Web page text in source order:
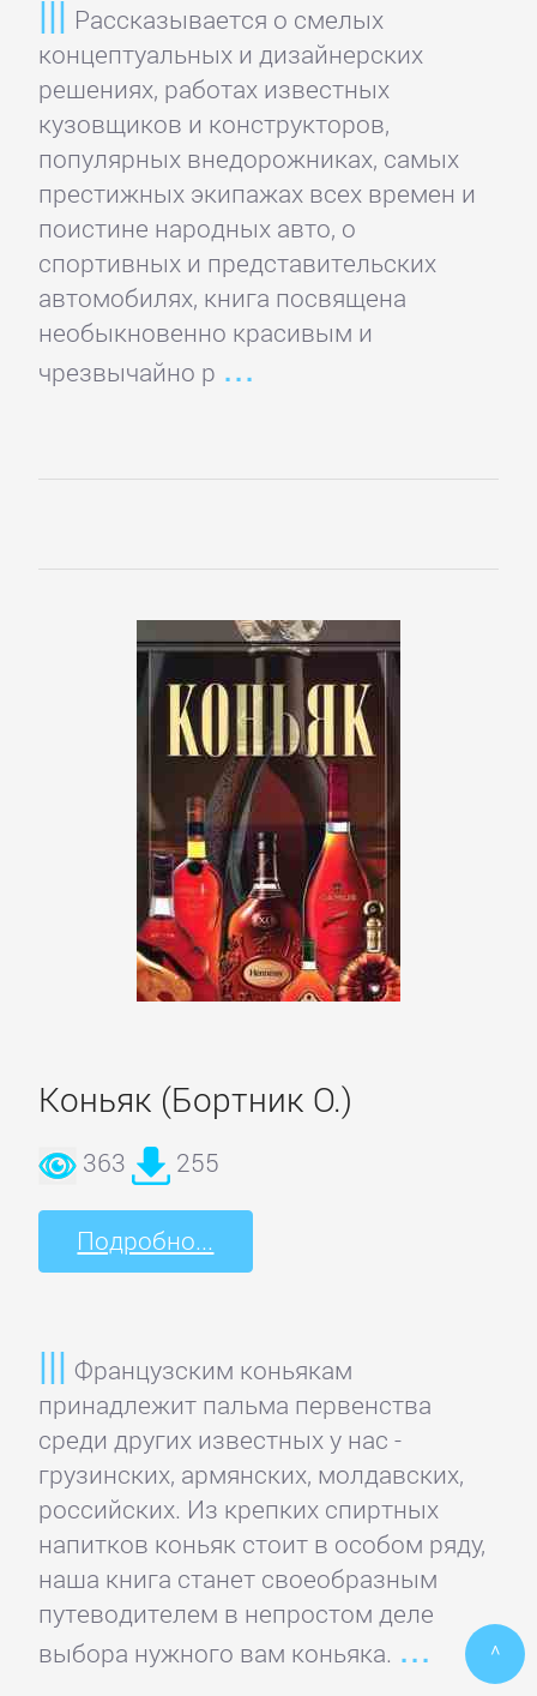
Рассказывается о смелых
концептуальных и дизайнерских
решениях, работах известных
кузовщиков и конструкторов,
популярных внедорожниках, самых
престижных экипажах всех времен и
поистине народных авто, о
спортивных и представительских
автомобилях, книга посвящена
необыкновенно красивым и
чрезвычайно р
Коньяк (Бортник О.)
363 255
Подробно...
Французским коньякам
принадлежит пальма первенства
среди других известных у нас -
грузинских, армянских, молдавских,
российских. Из крепких спиртных
напитков коньяк стоит в особом ряду,
наша книга станет своеобразным
путеводителем в непростом деле
выбора нужного вам коньяка.
Прочая
образовательная
литература
Социология
Техническая
литература
Физика
Языкознание
ПОВЕСТИ
РАССКАЗЫ
Повести
Эссе
ПОЭЗИЯ
ДРАМА
Драматургия
Зарубежная
драматургия
Зарубежные
стихи
Поэзия
^